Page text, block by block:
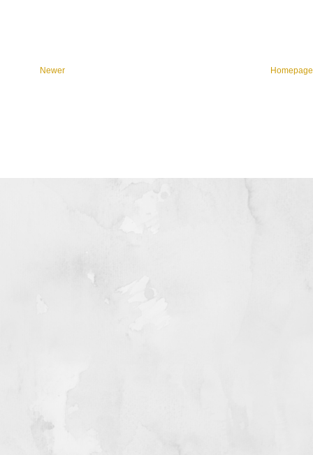
Newer Homepage